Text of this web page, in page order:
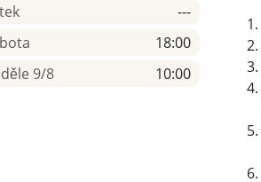
---
18:00
9/8
10:00